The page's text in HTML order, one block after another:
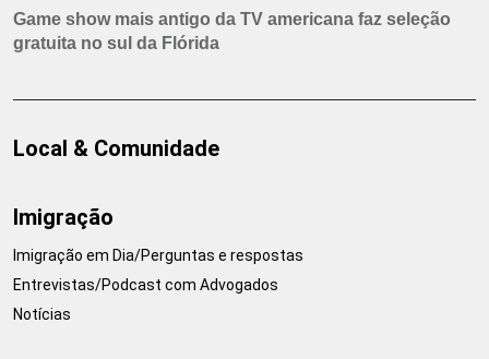
Game show mais antigo da TV americana faz seleção
gratuita no sul da Flórida
Local & Comunidade
Imigração
Imigração em Dia/Perguntas e respostas
Entrevistas/Podcast com Advogados
Notícias